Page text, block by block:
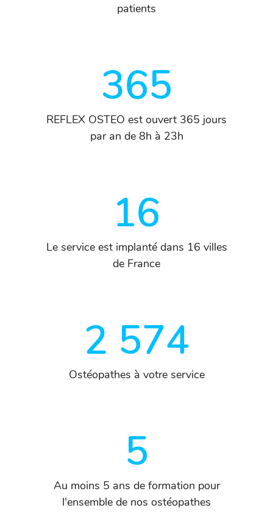
patients
365
REFLEX OSTEO est ouvert 365 jours
par an de 8h à 23h
16
Le service est implanté dans 16 villes
de France
2 574
Ostéopathes à votre service
5
Au moins 5 ans de formation pour
l'ensemble de nos ostéopathes